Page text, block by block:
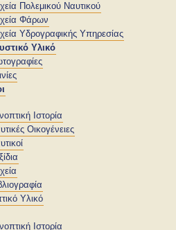
Πολεμικού Ναυτικού
Φάρων
Υδρογραφικής Υπηρεσίας
Υλικό
Ιστορία
Οικογένειες
Υλικό
Ιστορία